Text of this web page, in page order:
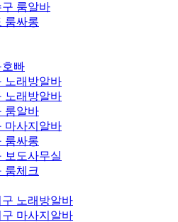
구 룸알바
룸싸롱
빠
노래방알바
노래방알바
룸알바
마사지알바
룸싸롱
보도사무실
룸체크
구 노래방알바
구 마사지알바